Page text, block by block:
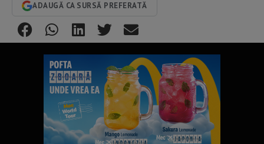
ADAUGĂ CA SURSĂ PREFERATĂ